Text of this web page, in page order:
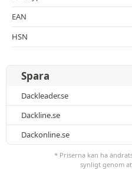
EAN
HSN
Spara
Dackleader.se
Dackline.se
Dackonline.se
* Priserna kan ha
synligt genom